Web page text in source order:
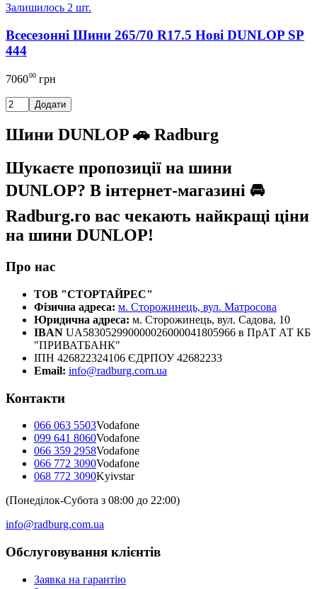
Залишилось 2 шт.
Всесезонні Шини 265/70 R17.5 Нові DUNLOP SP
444
706000 грн
Додати
Шини DUNLOP 🚗 Radburg
Шукаєте пропозиції на шини
DUNLOP? В інтернет-магазині 🚘
Radburg.ro вас чекають найкращі ціни
на шини DUNLOP!
Про нас
ТОВ "СТОРТАЙРЕС"
Фізична адреса: м. Сторожинець, вул. Матросова
Юридична адреса: м. Сторожинець, вул. Садова, 10
IBAN UA583052990000026000041805966 в ПрАТ АТ КБ
"ПРИВАТБАНК"
ІПН 426822324106 ЄДРПОУ 42682233
Email: info@radburg.com.ua
Контакти
066 063 5503Vodafone
099 641 8060Vodafone
066 359 2958Vodafone
066 772 3090Vodafone
068 772 3090Kyivstar
(Понеділок-Субота з 08:00 до 22:00)
info@radburg.com.ua
Обслуговування клієнтів
Заявка на гарантію